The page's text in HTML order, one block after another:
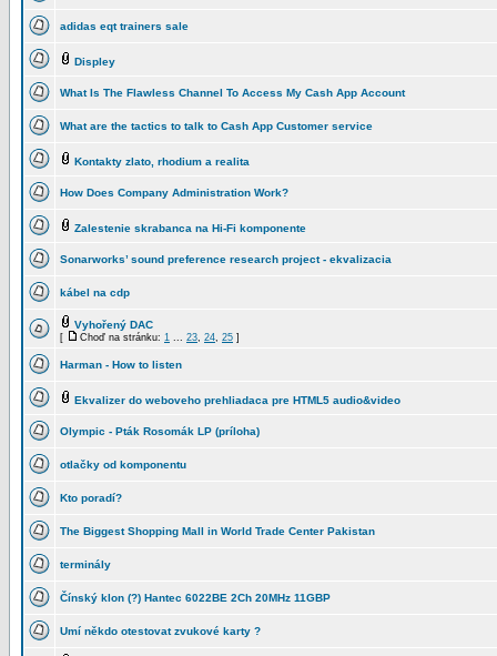
adidas eqt trainers sale
Displey
What Is The Flawless Channel To Access My Cash App Account
What are the tactics to talk to Cash App Customer service
Kontakty zlato, rhodium a realita
How Does Company Administration Work?
Zalestenie skrabanca na Hi-Fi komponente
Sonarworks’ sound preference research project - ekvalizacia
kábel na cdp
Vyhořený DAC
[ Choď na stránku: 1 ... 23, 24, 25 ]
Harman - How to listen
Ekvalizer do weboveho prehliadaca pre HTML5 audio&video
Olympic - Pták Rosomák LP (príloha)
otlačky od komponentu
Kto poradí?
The Biggest Shopping Mall in World Trade Center Pakistan
terminály
Čínský klon (?) Hantec 6022BE 2Ch 20MHz 11GBP
Umí někdo otestovat zvukové karty ?